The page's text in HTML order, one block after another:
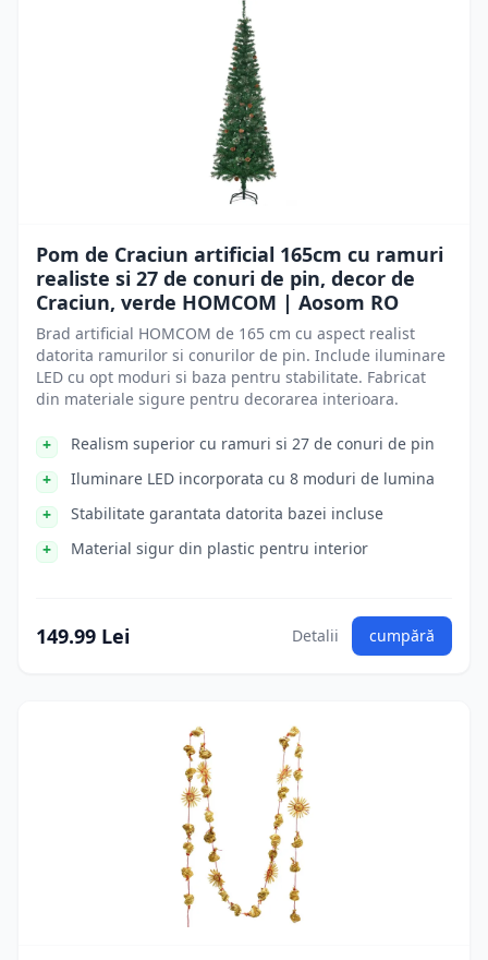
Pom de Craciun artificial 165cm cu ramuri
realiste si 27 de conuri de pin, decor de
Craciun, verde HOMCOM | Aosom RO
Brad artificial HOMCOM de 165 cm cu aspect realist
datorita ramurilor si conurilor de pin. Include iluminare
LED cu opt moduri si baza pentru stabilitate. Fabricat
din materiale sigure pentru decorarea interioara.
Realism superior cu ramuri si 27 de conuri de pin
Iluminare LED incorporata cu 8 moduri de lumina
Stabilitate garantata datorita bazei incluse
Material sigur din plastic pentru interior
149.99 Lei Detalii cumpără